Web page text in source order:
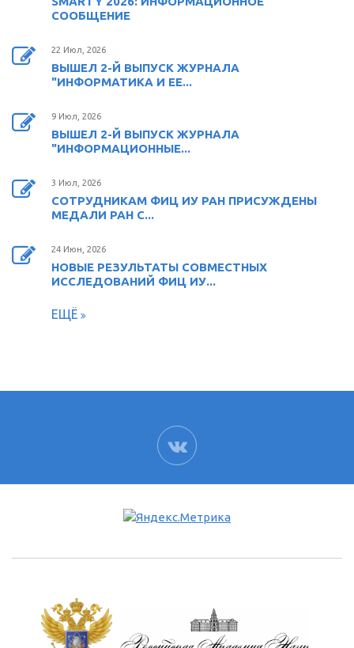
СООБЩЕНИЕ
22 Июл, 2026
ВЫШЕЛ 2-Й ВЫПУСК ЖУРНАЛА
"ИНФОРМАТИКА И ЕЕ...
9 Июл, 2026
ВЫШЕЛ 2-Й ВЫПУСК ЖУРНАЛА
"ИНФОРМАЦИОННЫЕ...
3 Июл, 2026
СОТРУДНИКАМ ФИЦ ИУ РАН ПРИСУЖДЕНЫ
МЕДАЛИ РАН С...
24 Июн, 2026
НОВЫЕ РЕЗУЛЬТАТЫ СОВМЕСТНЫХ
ИССЛЕДОВАНИЙ ФИЦ ИУ...
ЕЩЁ
ВК